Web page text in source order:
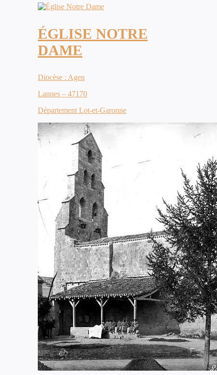
ÉGLISE NOTRE
DAME
Diocèse : Agen
Lannes – 47170
Département Lot-et-Garonne